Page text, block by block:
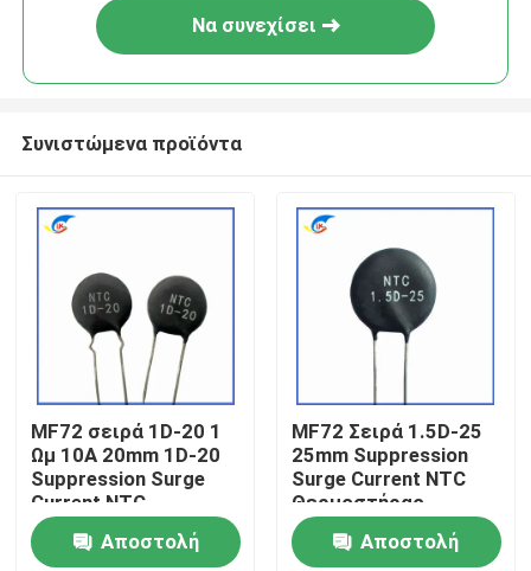
Προϊόντα
βίντεο
Να συνεχίσει
Συνιστώμενα προϊόντα
MF72 σειρά 1D-20 1
Ωμ 10A 20mm 1D-20
Suppression Surge
Current NTC
Θερμοστήρας
κατάλληλος για
Αποστολή
MF72 Σειρά 1.5D-25
25mm Suppression
Surge Current NTC
Θερμοστήρας
κατάλληλος για την
εναλλαγήΑποστολή